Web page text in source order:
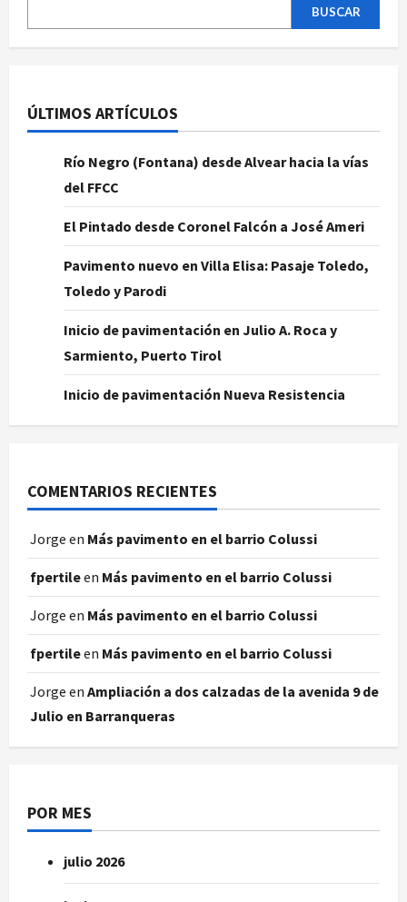
BUSCAR
ÚLTIMOS ARTÍCULOS
Río Negro (Fontana) desde Alvear hacia la vías
del FFCC
El Pintado desde Coronel Falcón a José Ameri
Pavimento nuevo en Villa Elisa: Pasaje Toledo,
Toledo y Parodi
Inicio de pavimentación en Julio A. Roca y
Sarmiento, Puerto Tirol
Inicio de pavimentación Nueva Resistencia
COMENTARIOS RECIENTES
Jorge en Más pavimento en el barrio Colussi
fpertileen Más pavimento en el barrio Colussi
Jorge en Más pavimento en el barrio Colussi
fpertileen Más pavimento en el barrio Colussi
Jorge en Ampliación a dos calzadas de la avenida 9 de
Julio en Barranqueras
POR MES
julio 2026